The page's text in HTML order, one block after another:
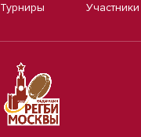
Турниры Участники